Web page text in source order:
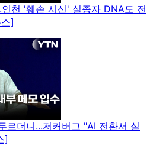
천 '훼손 시신' 실종자 DNA도 전
]
르더니...저커버그 "AI 전환서 실
]